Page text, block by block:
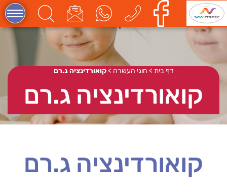
דף בית > חוגי העשרה > קואורדינציה ג.רם
קואורדינציה ג.רם
קואורדינציה ג.רם